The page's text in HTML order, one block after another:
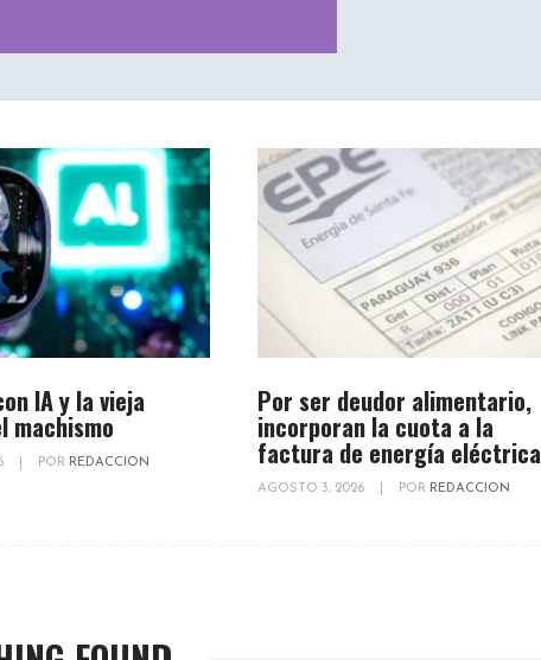
IA y la vieja
machismo
POR REDACCION
Por ser deudor alimentario,
incorporan la cuota a la
factura de energía eléctrica
AGOSTO 3, 2026 POR REDACCION